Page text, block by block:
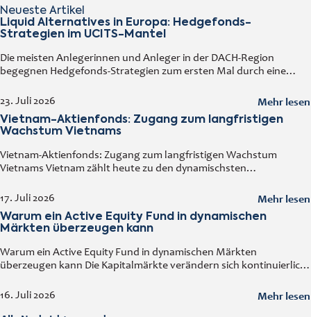
Neueste Artikel
Liquid Alternatives in Europa: Hedgefonds-
Strategien im UCITS-Mantel
23. Juli 2026
Die meisten Anlegerinnen und Anleger in der DACH-Region
begegnen Hedgefonds-Strategien zum ersten Mal durch eine
Handelstag kaufen und verkaufen kann. Diese
Mehr lesen
Vietnam-Aktienfonds: Zugang zum langfristigen
Wachstum Vietnams
17. Juli 2026
Vietnam-Aktienfonds: Zugang zum langfristigen Wachstum
Vietnams Vietnam zählt heute zu den dynamischsten
steigende ausländische Direktinvestitionen, eine wachsende
machen
Mehr lesen
Warum ein Active Equity Fund in dynamischen
Märkten überzeugen kann
16. Juli 2026
Warum ein Active Equity Fund in dynamischen Märkten
überzeugen kann Die Kapitalmärkte verändern sich kontinuierlich.
geopolitische Ereignisse und neue Branchentrends beeinflussen
Mehr lesen